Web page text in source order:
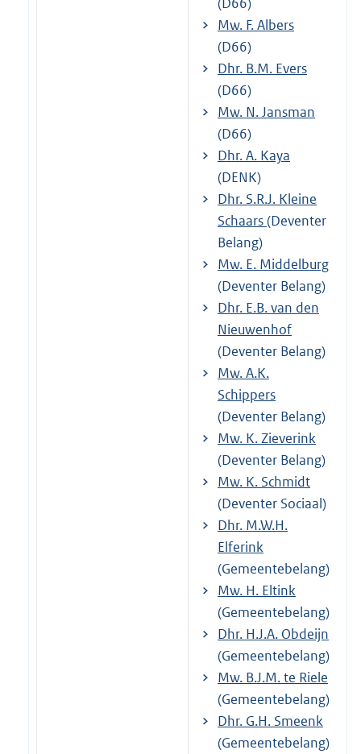
Mw. F. Albers
(D66)
Dhr. B.M. Evers
(D66)
Mw. N. Jansman
(D66)
Dhr. A. Kaya
(DENK)
Dhr. S.R.J. Kleine
Schaars(Deventer
Belang)
Mw. E. Middelburg
(Deventer Belang)
Dhr. E.B. van den
Nieuwenhof
(Deventer Belang)
Mw. A.K.
Schippers
(Deventer Belang)
Mw. K. Zieverink
(Deventer Belang)
Mw. K. Schmidt
(Deventer Sociaal)
Dhr. M.W.H.
Elferink
(Gemeentebelang)
Mw. H. Eltink
(Gemeentebelang)
Dhr. H.J.A. Obdeijn
(Gemeentebelang)
Mw. B.J.M. te Riele
(Gemeentebelang)
Dhr. G.H. Smeenk
(Gemeentebelang)